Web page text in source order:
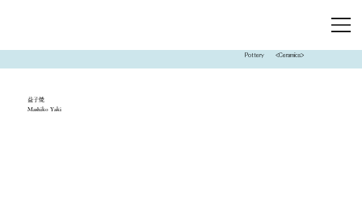
Pottery <Ceramics>
益子焼
Mashiko Yaki